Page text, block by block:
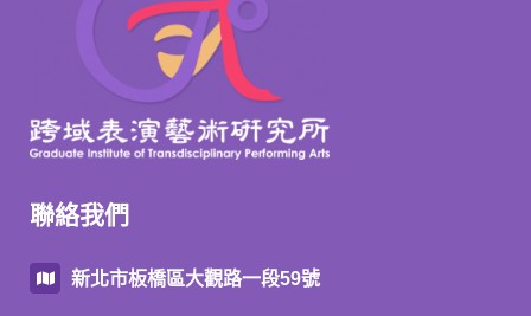
聯絡我們
新北市板橋區大觀路一段59號